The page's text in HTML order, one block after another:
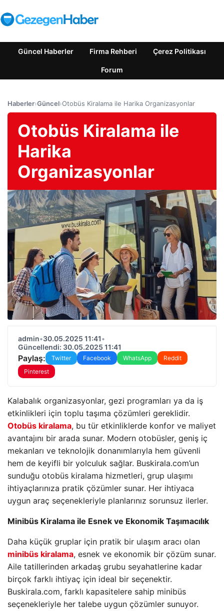
Güncel Haberler Firma Rehberi Çerez Politikası
Forum
Haberler›Güncel›Otobüs Kiralama ile Harika Organizasyonlar
Otobüs Kiralama ile
Harika
Organizasyonlar
admin•30.05.2025 11:41•
Güncellendi: 30.05.2025 11:41
Paylaş: Twitter Facebook WhatsApp
Reddit
Pinterest
Kalabalık organizasyonlar, gezi programları ya da iş
etkinlikleri için toplu taşıma çözümleri gereklidir.
Otobüs kiralama, bu tür etkinliklerde konfor ve maliyet
avantajını bir arada sunar. Modern otobüsler, geniş iç
mekanları ve teknolojik donanımlarıyla hem güvenli
hem de keyifli bir yolculuk sağlar. Buskirala.com’un
sunduğu otobüs kiralama hizmetleri, grup ulaşımı
ihtiyaçlarınıza pratik çözümler sunar. Her ihtiyaca
uygun araç seçenekleriyle planlarınız sorunsuz ilerler.
Minibüs Kiralama ile Esnek ve Ekonomik Taşımacılık
Daha küçük gruplar için pratik bir ulaşım aracı olan
minibüs kiralama, esnek ve ekonomik bir çözüm sunar.
Aile tatillerinden arkadaş grubu seyahatlerine kadar
birçok farklı ihtiyaç için ideal bir seçenektir.
Buskirala.com, farklı kapasitelere sahip minibüs
seçenekleriyle her talebe uygun çözümler sunuyor.